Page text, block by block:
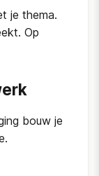
je thema.
Op
bouw je